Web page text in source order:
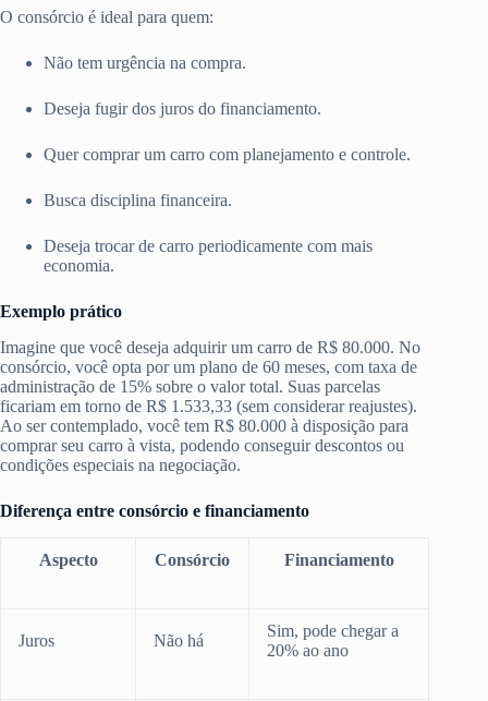
O consórcio é ideal para quem:
Não tem urgência na compra.
Deseja fugir dos juros do financiamento.
Quer comprar um carro com planejamento e controle.
Busca disciplina financeira.
Deseja trocar de carro periodicamente com mais
economia.
Exemplo prático
Imagine que você deseja adquirir um carro de R$ 80.000. No
consórcio, você opta por um plano de 60 meses, com taxa de
administração de 15% sobre o valor total. Suas parcelas
ficariam em torno de R$ 1.533,33 (sem considerar reajustes).
Ao ser contemplado, você tem R$ 80.000 à disposição para
comprar seu carro à vista, podendo conseguir descontos ou
condições especiais na negociação.
Diferença entre consórcio e financiamento
Aspecto Consórcio Financiamento
Juros Não há
Sim, pode chegar a
20% ao ano